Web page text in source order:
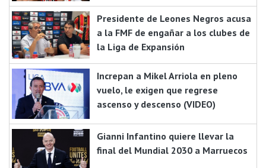
Presidente de Leones Negros acusa
a la FMF de engañar a los clubes de
la Liga de Expansión
Increpan a Mikel Arriola en pleno
vuelo, le exigen que regrese
ascenso y descenso (VIDEO)
Gianni Infantino quiere llevar la
final del Mundial 2030 a Marruecos